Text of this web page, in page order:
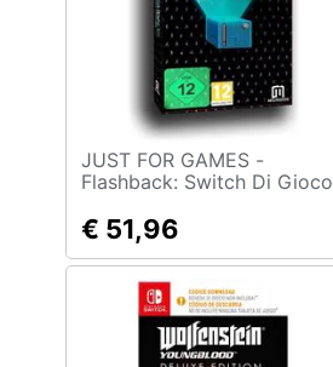
Giocattoli
Prima infanzia
Casalinghi
Abbigliamento
JUST FOR GAMES -
Flashback: Switch Di Gioco
€ 51,96